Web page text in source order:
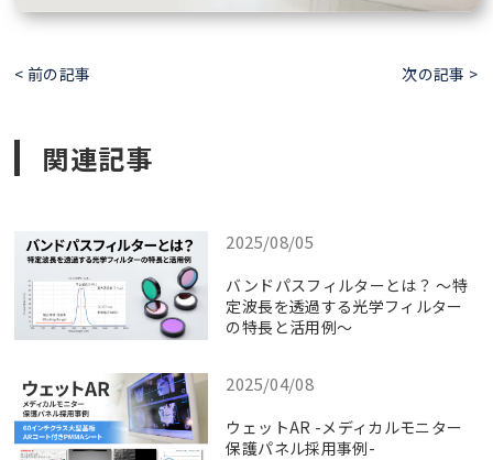
< 前の記事 次の記事 >
関連記事
2025/08/05
バンドパスフィルターとは？ ～特
定波長を透過する光学フィルター
の特長と活用例～
2025/04/08
ウェットAR -メディカルモニター
保護パネル採用事例-